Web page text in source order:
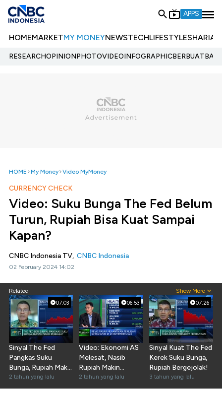
APPS
HOMEMARKETMY MONEYNEWSTECHLIFESTYLESHARIA
RESEARCHOPINIONPHOTOVIDEOINFOGRAPHIC
HOME My Money Video MyMoney
CURRENCY CHECK
Video: Suku Bunga The Fed Belum
Turun, Rupiah Bisa Kuat Sampai
Kapan?
CNBC Indonesia TV, CNBC Indonesia
02 February 2024 14:02
Related Show More
07:03
Sinyal The Fed
Pangkas Suku
Bunga, Rupiah Makin
Perkasa?
2 tahun yang lalu
06:53
Video: Ekonomi AS
Melesat, Nasib
Rupiah Makin
Gawat?
2 tahun yang lalu
07:26
Sinyal Kuat The Fed
Kerek Suku Bunga,
Rupiah Bergejolak!
3 tahun yang lalu